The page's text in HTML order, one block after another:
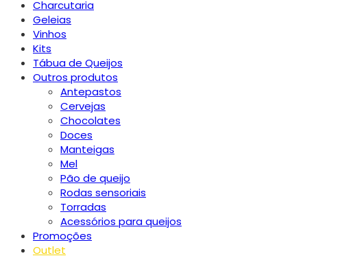
Charcutaria
Geleias
Vinhos
Kits
Tábua de Queijos
Outros produtos
Antepastos
Cervejas
Chocolates
Doces
Manteigas
Mel
Pão de queijo
Rodas sensoriais
Torradas
Acessórios para queijos
Promoções
Outlet